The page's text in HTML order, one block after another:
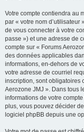
Votre compte contiendra au
par « votre nom d’utilisateur
de vous connecter à votre
passe ») et une adresse de
compte sur « Forums
des données applicables
informations, en-dehors de
votre adresse de courriel
inscription, sont obligatoires
Aerozone JMJ ». Dans tous
informations de votre
plus, vous pouvez décider
logiciel phpBB depuis une